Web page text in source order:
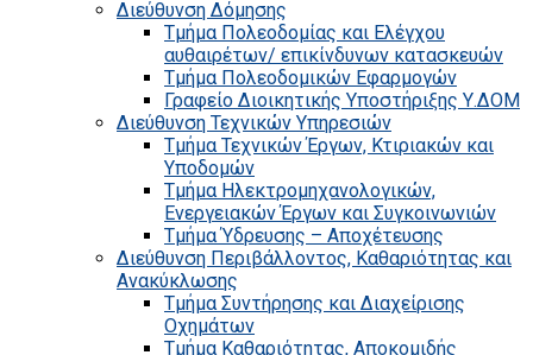
Διεύθυνση Δόμησης
Τμήμα Πολεοδομίας και Ελέγχου
αυθαιρέτων/ επικίνδυνων κατασκευών
Τμήμα Πολεοδομικών Εφαρμογών
Γραφείο Διοικητικής Υποστήριξης Υ.ΔΟΜ
Διεύθυνση Τεχνικών Υπηρεσιών
Τμήμα Τεχνικών Έργων, Κτιριακών και
Υποδομών
Τμήμα Ηλεκτρομηχανολογικών,
Ενεργειακών Έργων και Συγκοινωνιών
Τμήμα Ύδρευσης – Αποχέτευσης
Διεύθυνση Περιβάλλοντος, Καθαριότητας και
Ανακύκλωσης
Τμήμα Συντήρησης και Διαχείρισης
Οχημάτων
Τμήμα Καθαριότητας, Αποκομιδής